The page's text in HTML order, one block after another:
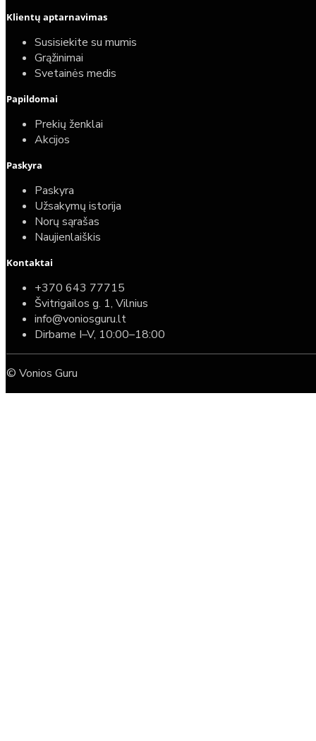
Klientų aptarnavimas
Susisiekite su mumis
Grąžinimai
Svetainės medis
Papildomai
Prekių ženklai
Akcijos
Paskyra
Paskyra
Užsakymų istorija
Norų sąrašas
Naujienlaiškis
Kontaktai
+370 643 77715
Švitrigailos g. 1, Vilnius
info@voniosguru.lt
Dirbame I–V, 10:00–18:00
© Vonios Guru